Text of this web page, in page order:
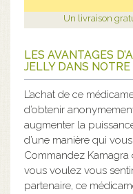
Un livraison
LES AVANTAGES
JELLY DANS
L’achat de ce
d’obtenir
augmenter la
d’une manière qui
Commandez
vous voulez vous
partenaire, ce